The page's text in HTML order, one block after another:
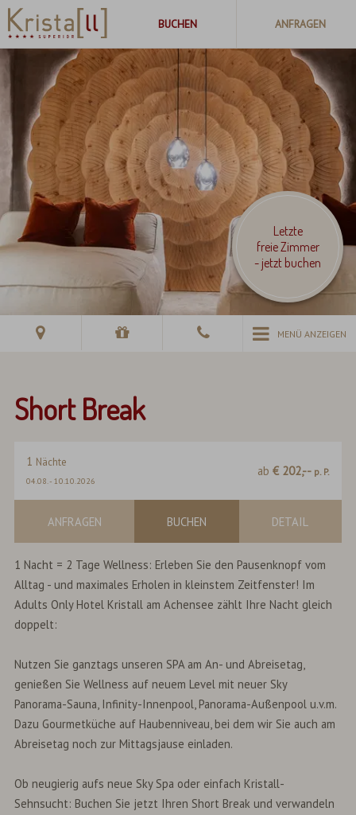
Letzte
freie Zimmer
- jetzt buchen
MENÜ ANZEIGEN
Short Break
1 Nächte
04.08.-10.10.2026
ab € 202,-- p. P.
ANFRAGEN BUCHEN DETAIL
1 Nacht = 2 Tage Wellness: Erleben Sie den Pausenknopf vom
Alltag - und maximales Erholen in kleinstem Zeitfenster! Im
Adults Only Hotel Kristall am Achensee zählt Ihre Nacht gleich
doppelt:
Nutzen Sie ganztags unseren SPA am An- und Abreisetag,
genießen Sie Wellness auf neuem Level mit neuer Sky
Panorama-Sauna, Infinity-Innenpool, Panorama-Außenpool u.v.m.
Dazu Gourmetküche auf Haubenniveau, bei dem wir Sie auch am
Abreisetag noch zur Mittagsjause einladen.
Ob neugierig aufs neue Sky Spa oder einfach Kristall-
Sehnsucht: Buchen Sie jetzt Ihren Short Break und verwandeln